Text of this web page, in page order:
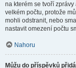
na kterém se tvoří
velkém počtu, protože
mohli odstranit, nebo
nastavit omezení počtu
Nahoru
Můžu do příspěvků